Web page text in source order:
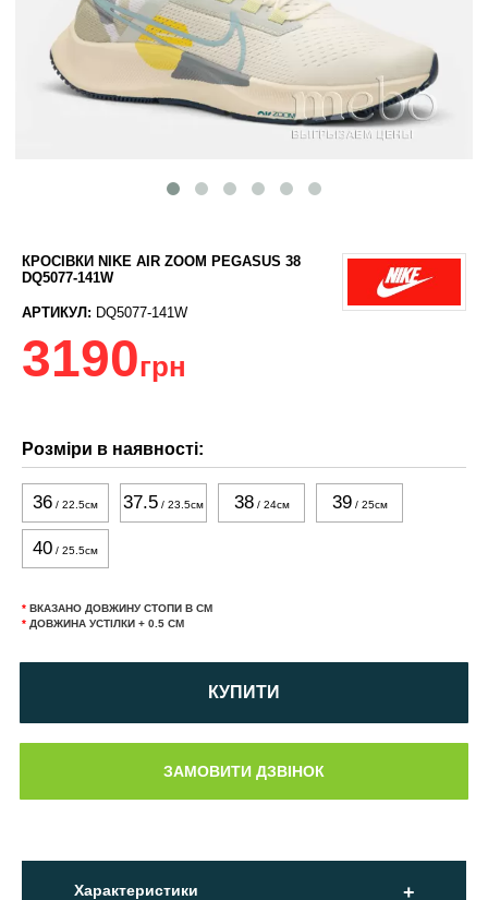
КРОСІВКИ NIKE AIR ZOOM PEGASUS 38
DQ5077-141W
АРТИКУЛ: DQ5077-141W
3190грн
Розміри в наявності:
36 / 22.5см 37.5 / 23.5см 38/ 24см 39/ 25см
40 / 25.5см
* ВКАЗАНО ДОВЖИНУ СТОПИ В СМ
* ДОВЖИНА УСТІЛКИ + 0.5 СМ
КУПИТИ
Характеристики